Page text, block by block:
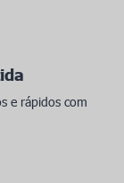
e rápidos com